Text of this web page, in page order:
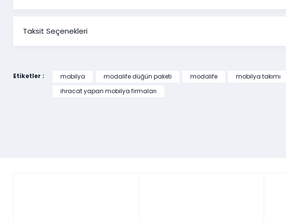
Taksit Seçenekleri
Etiketler : mobilya modalife düğün paketi modalife mobilya takımı
ihracat yapan mobilya firmaları